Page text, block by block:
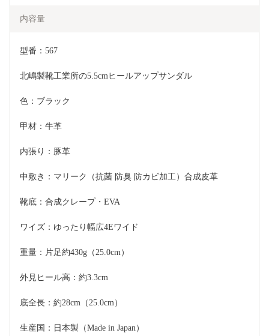
内容量
型番：567
北嶋製靴工業所の5.5cmヒールアップサンダル
色：ブラック
甲材：牛革
内張り：豚革
中敷き：マリーク（抗菌 防臭 防カビ加工）合成皮革
靴底：合成クレープ・EVA
ワイズ：ゆったり幅広4Eワイド
重量：片足約430g（25.0cm）
外見ヒール高：約3.3cm
底全長：約28cm（25.0cm）
生産国：日本製（Made in Japan）